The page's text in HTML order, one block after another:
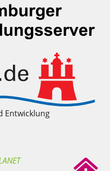
Entwicklung